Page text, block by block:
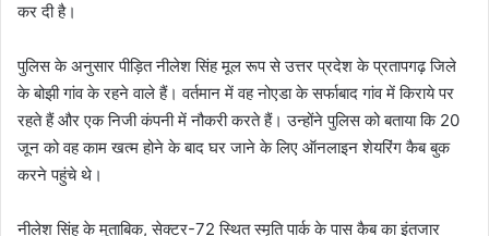
कर दी है।
पुलिस के अनुसार पीड़ित नीलेश सिंह मूल रूप से उत्तर प्रदेश के प्रतापगढ़ जिले
के बोझी गांव के रहने वाले हैं। वर्तमान में वह नोएडा के सर्फाबाद गांव में किराये पर
रहते हैं और एक निजी कंपनी में नौकरी करते हैं। उन्होंने पुलिस को बताया कि 20
जून को वह काम खत्म होने के बाद घर जाने के लिए ऑनलाइन शेयरिंग कैब बुक
करने पहुंचे थे।
नीलेश सिंह के मुताबिक, सेक्टर-72 स्थित स्मृति पार्क के पास कैब का इंतजार